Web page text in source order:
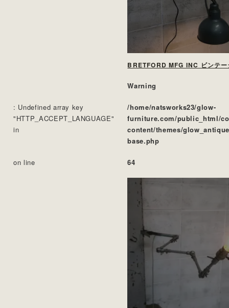
Warning
: Undefined array key
"HTTP_ACCEPT_LANGUAGE"
in
/home/natsworks23/glow-
furniture.com/public_html/
content/themes/
base.php
on line 64